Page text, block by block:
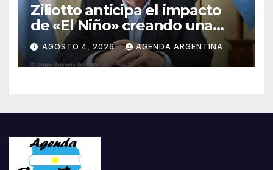
Ziliotto anticipa el impacto
de «El Niño» creando una
«Unidad de Gestión» para
proteger el territorio
pampeano
AGOSTO 4, 2026 AGENDA ARGENTINA